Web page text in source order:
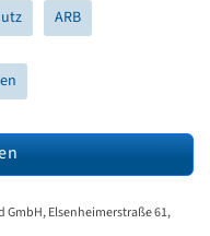
ARB
GmbH, Elsenheimerstraße 61,